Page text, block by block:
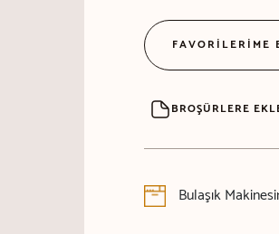
FAVORİLERİME
BROŞÜRLERE
Bulaşık